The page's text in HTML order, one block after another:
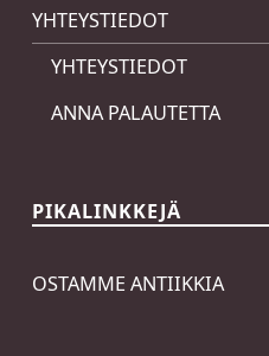
YHTEYSTIEDOT
YHTEYSTIEDOT
ANNA PALAUTETTA
PIKALINKKEJÄ
OSTAMME ANTIIKKIA